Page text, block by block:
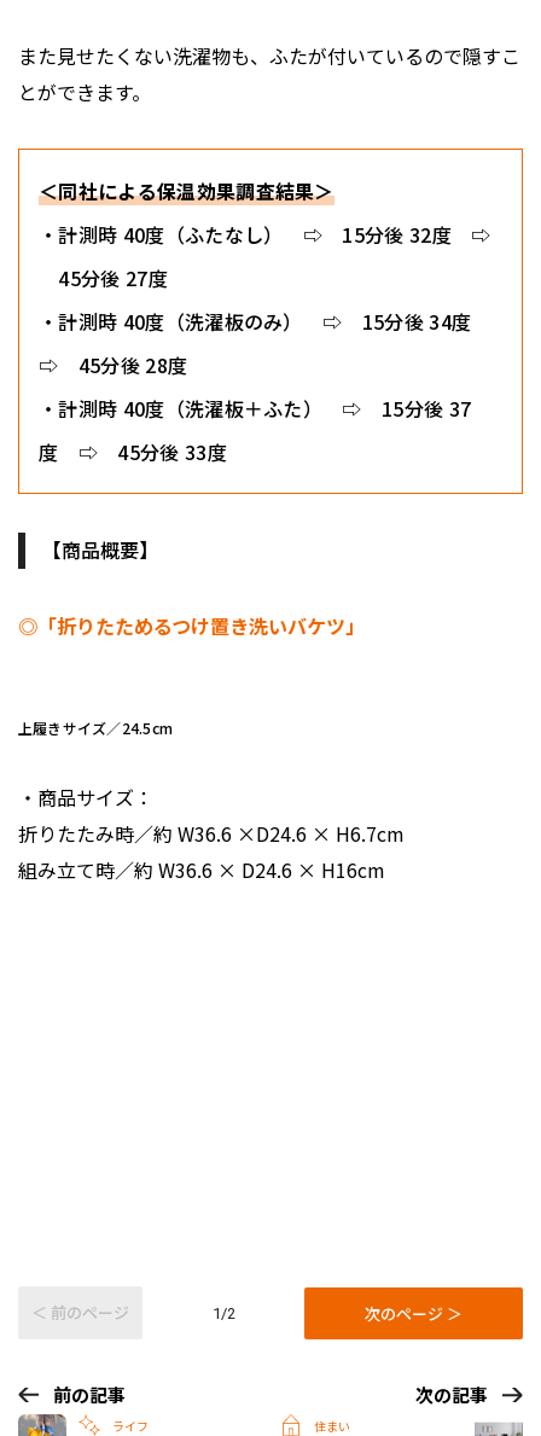
また見せたくない洗濯物も、ふたが付いているので隠すこ
とができます。
＜同社による保温効果調査結果＞
・計測時 40度（ふたなし） ⇨ 15分後 32度 ⇨
45分後 27度
・計測時 40度（洗濯板のみ） ⇨ 15分後 34度
⇨ 45分後 28度
・計測時 40度（洗濯板＋ふた） ⇨ 15分後 37
度 ⇨ 45分後 33度
【商品概要】
◎「折りたためるつけ置き洗いバケツ」
上履きサイズ／24.5cm
・商品サイズ：
折りたたみ時／約 W36.6 ×D24.6 × H6.7cm
組み立て時／約 W36.6 × D24.6 × H16cm
＜ 前のページ 1/2 次のページ ＞
前の記事
ライフ
次の記事
住まい